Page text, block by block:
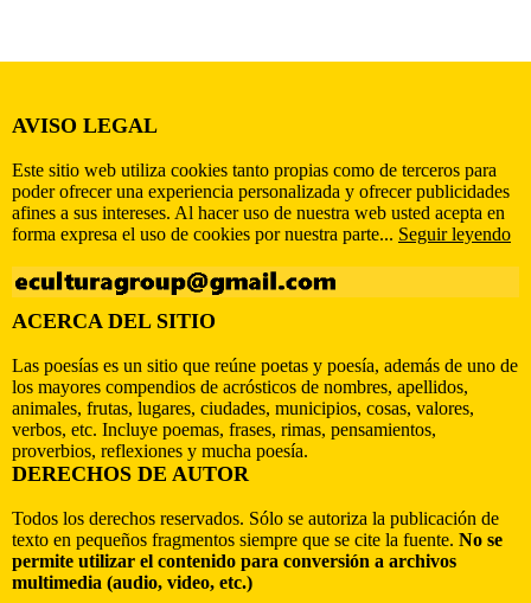
AVISO LEGAL
Este sitio web utiliza cookies tanto propias como de terceros para
poder ofrecer una experiencia personalizada y ofrecer publicidades
afines a sus intereses. Al hacer uso de nuestra web usted acepta en
forma expresa el uso de cookies por nuestra parte... Seguir leyendo
ACERCA DEL SITIO
Las poesías es un sitio que reúne poetas y poesía, además de uno de
los mayores compendios de acrósticos de nombres, apellidos,
animales, frutas, lugares, ciudades, municipios, cosas, valores,
verbos, etc. Incluye poemas, frases, rimas, pensamientos,
proverbios, reflexiones y mucha poesía.
DERECHOS DE AUTOR
Todos los derechos reservados. Sólo se autoriza la publicación de
texto en pequeños fragmentos siempre que se cite la fuente. No se
permite utilizar el contenido para conversión a archivos
multimedia (audio, video, etc.)